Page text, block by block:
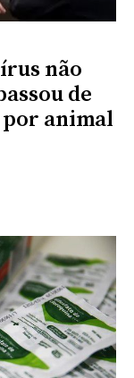
não
de
por animal